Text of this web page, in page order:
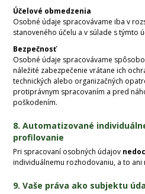
Účelové obmedzenia
Osobné údaje spracovávame iba v
stanoveného účelu a v súlade s týmto
Bezpečnosť
Osobné údaje spracovávame
náležité zabezpečenie vrátane ich
technických alebo organizačných
protiprávnym spracovaním a pred
poškodením.
8. Automatizované
profilovanie
Pri spracovaní osobných údajov
individuálnemu rozhodovaniu, a to ani
9. Vaše práva ako subjektu